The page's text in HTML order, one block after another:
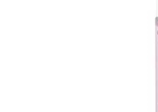
Al crear una cuenta
rápidamente, revisar
colori